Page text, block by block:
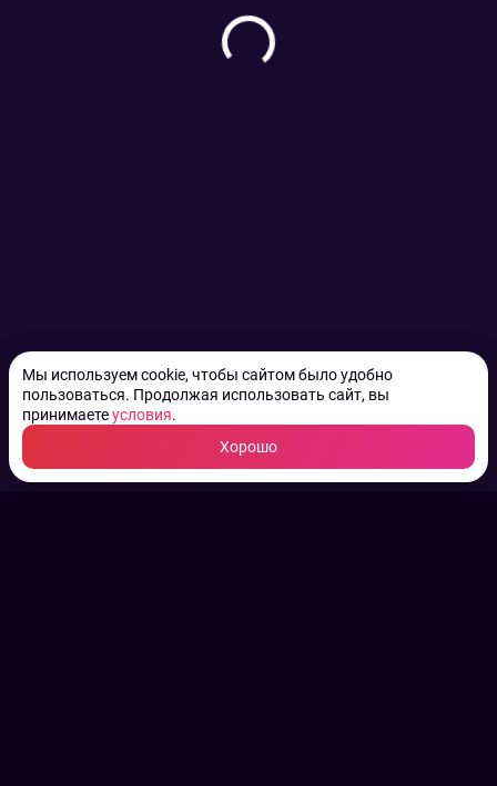
Мы используем cookie, чтобы сайтом было удобно
пользоваться. Продолжая использовать сайт, вы
принимаетеусловия.
Хорошо